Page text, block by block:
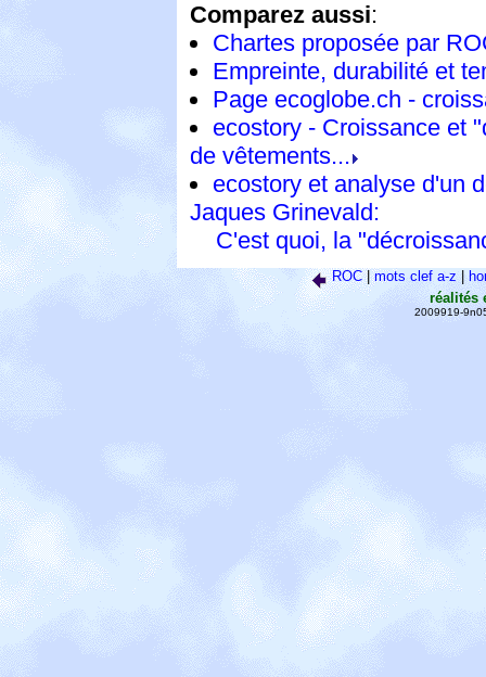
Comparez aussi:
Chartes proposée par
Empreinte, durabilité et
Page ecoglobe.ch -
ecostory - Croissance et
de vêtements...
ecostory et analyse d'un
Jaques Grinevald:
C'est quoi, la
ROC|mots clef a-z
réalités
2009919-